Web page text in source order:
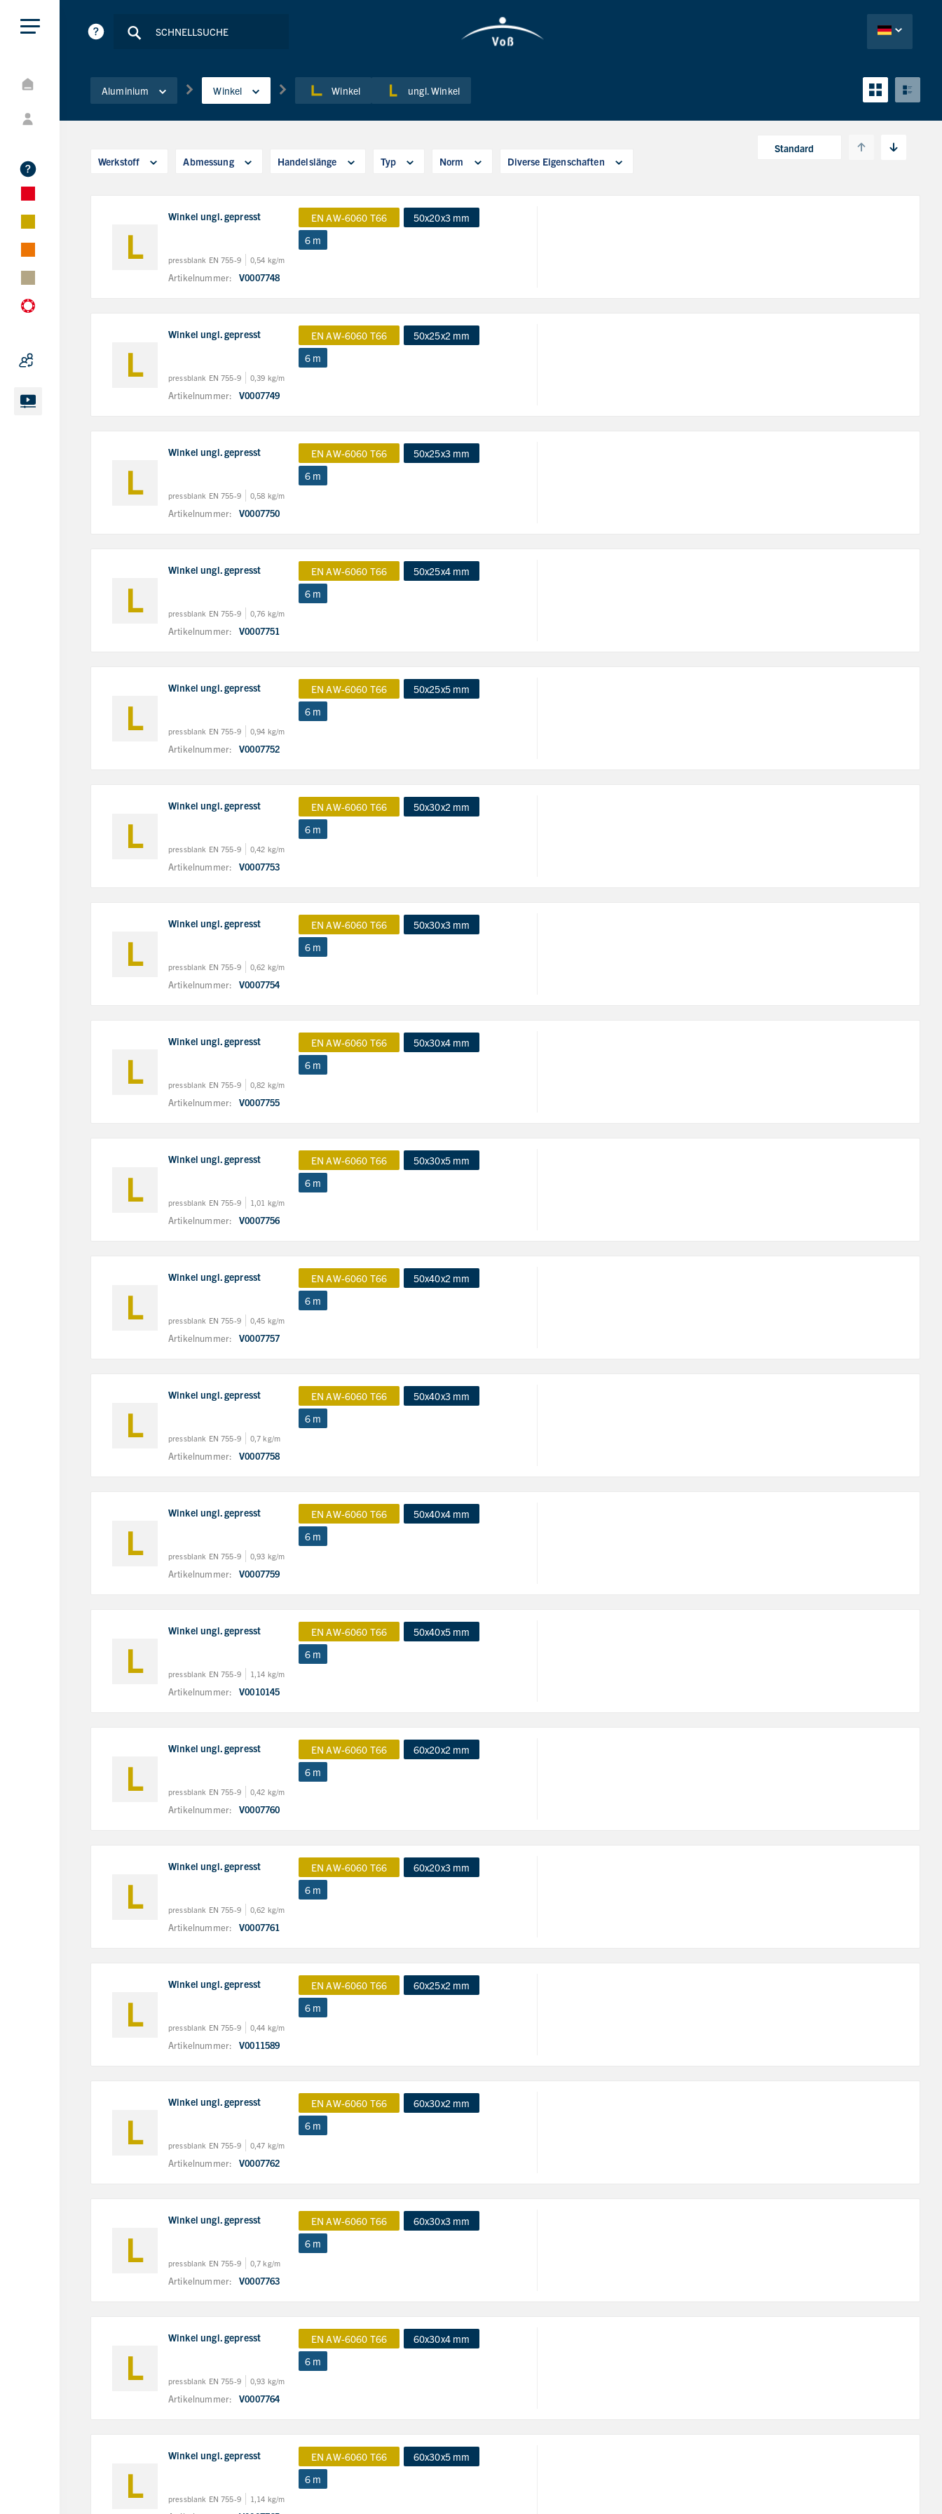
Aluminium Winkel Winkel ungl. Winkel
Werkstoff Abmessung Handelslänge Typ Norm Diverse Eigenschaften
Winkel ungl. gepresst EN AW-6060 T66
50x20x3 mm
6 m
pressblank EN 755-9 0,54 kg/m
Artikelnummer: V0007748
Winkel ungl. gepresst EN AW-6060 T66
50x25x2 mm
6 m
pressblank EN 755-9 0,39 kg/m
Artikelnummer: V0007749
Winkel ungl. gepresst EN AW-6060 T66
50x25x3 mm
6 m
pressblank EN 755-9 0,58 kg/m
Artikelnummer: V0007750
Winkel ungl. gepresst EN AW-6060 T66
50x25x4 mm
6 m
pressblank EN 755-9 0,76 kg/m
Artikelnummer: V0007751
Winkel ungl. gepresst EN AW-6060 T66
50x25x5 mm
6 m
pressblank EN 755-9 0,94 kg/m
Artikelnummer: V0007752
Winkel ungl. gepresst EN AW-6060 T66
50x30x2 mm
6 m
pressblank EN 755-9 0,42 kg/m
Artikelnummer: V0007753
Winkel ungl. gepresst EN AW-6060 T66
50x30x3 mm
6 m
pressblank EN 755-9 0,62 kg/m
Artikelnummer: V0007754
Winkel ungl. gepresst EN AW-6060 T66
50x30x4 mm
6 m
pressblank EN 755-9 0,82 kg/m
Artikelnummer: V0007755
Winkel ungl. gepresst EN AW-6060 T66
50x30x5 mm
6 m
pressblank EN 755-9 1,01 kg/m
Artikelnummer: V0007756
Winkel ungl. gepresst EN AW-6060 T66
50x40x2 mm
6 m
pressblank EN 755-9 0,45 kg/m
Artikelnummer: V0007757
Winkel ungl. gepresst EN AW-6060 T66
50x40x3 mm
6 m
pressblank EN 755-9 0,7 kg/m
Artikelnummer: V0007758
Winkel ungl. gepresst EN AW-6060 T66
50x40x4 mm
6 m
pressblank EN 755-9 0,93 kg/m
Artikelnummer: V0007759
Winkel ungl. gepresst EN AW-6060 T66
50x40x5 mm
6 m
pressblank EN 755-9 1,14 kg/m
Artikelnummer: V0010145
Winkel ungl. gepresst EN AW-6060 T66
60x20x2 mm
6 m
pressblank EN 755-9 0,42 kg/m
Artikelnummer: V0007760
Winkel ungl. gepresst EN AW-6060 T66
60x20x3 mm
6 m
pressblank EN 755-9 0,62 kg/m
Artikelnummer: V0007761
Winkel ungl. gepresst EN AW-6060 T66
60x25x2 mm
6 m
pressblank EN 755-9 0,44 kg/m
Artikelnummer: V0011589
Winkel ungl. gepresst EN AW-6060 T66
60x30x2 mm
6 m
pressblank EN 755-9 0,47 kg/m
Artikelnummer: V0007762
Winkel ungl. gepresst EN AW-6060 T66
60x30x3 mm
6 m
pressblank EN 755-9 0,7 kg/m
Artikelnummer: V0007763
Winkel ungl. gepresst EN AW-6060 T66
60x30x4 mm
6 m
pressblank EN 755-9 0,93 kg/m
Artikelnummer: V0007764
Winkel ungl. gepresst EN AW-6060 T66
60x30x5 mm
6 m
pressblank EN 755-9 1,14 kg/m